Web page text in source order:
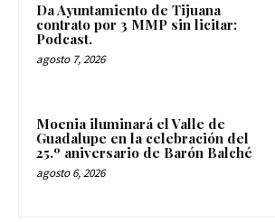
Da Ayuntamiento de Tijuana
contrato por 3 MMP sin licitar:
Podcast.
agosto 7, 2026
Moenia iluminará el Valle de
Guadalupe en la celebración del
25.º aniversario de Barón Balché
agosto 6, 2026